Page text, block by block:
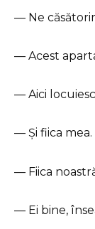
— Ne
— Acest
— Aici
— Și fiica mea.
— Fiica
— Ei bine,